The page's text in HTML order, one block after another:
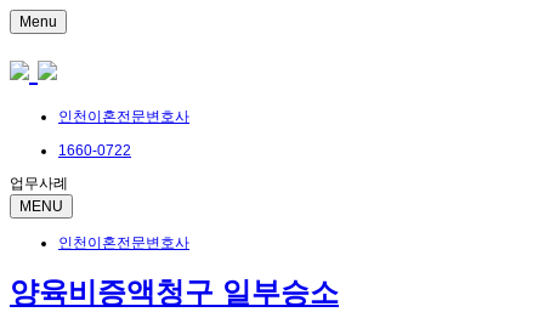
Menu
인천이혼전문변호사
1660-0722
업무사례
MENU
인천이혼전문변호사
양육비증액청구 일부승소